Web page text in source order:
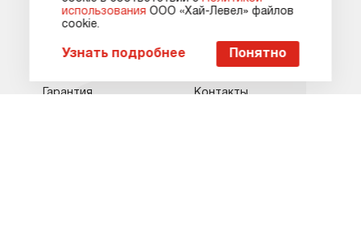
Пожаловаться руководству
Оплата
Гарантия
Акции
Рецепты
Контакты
использования ООО «Хай-Левел» файлов
сооkіе.
Узнать подробнее Понятно